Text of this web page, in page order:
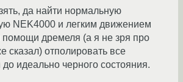
да найти нормальную
NEK4000 и легким движением
помощи дремеля (а я не зря про
сказал) отполировать все
идеально черного состояния.